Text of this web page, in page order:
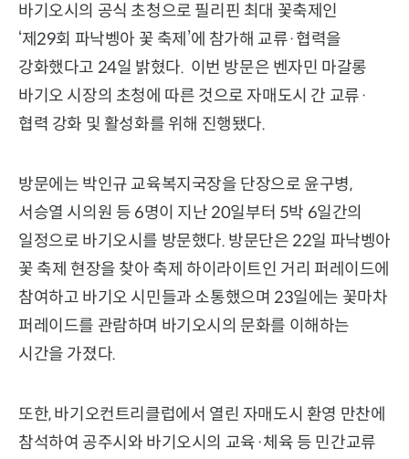
바기오시의 공식 초청으로 필리핀 최대 꽃축제인
‘제29회 파낙벵아 꽃 축제’에 참가해 교류·협력을
강화했다고 24일 밝혔다. 이번 방문은 벤자민 마갈롱
바기오 시장의 초청에 따른 것으로 자매도시 간 교류·
협력 강화 및 활성화를 위해 진행됐다.
방문에는 박인규 교육복지국장을 단장으로 윤구병,
서승열 시의원 등 6명이 지난 20일부터 5박 6일간의
일정으로 바기오시를 방문했다. 방문단은 22일 파낙벵아
꽃 축제 현장을 찾아 축제 하이라이트인 거리 퍼레이드에
참여하고 바기오 시민들과 소통했으며 23일에는 꽃마차
퍼레이드를 관람하며 바기오시의 문화를 이해하는
시간을 가졌다.
또한, 바기오컨트리클럽에서 열린 자매도시 환영 만찬에
참석하여 공주시와 바기오시의 교육·체육 등 민간교류